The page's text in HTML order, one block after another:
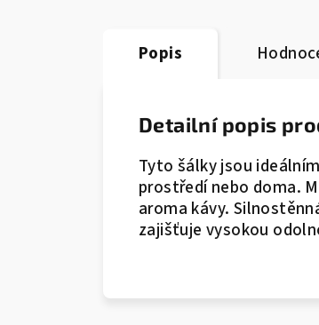
Popis
Detailní popis
Tyto šálky jsou
prostředí nebo doma.
aroma kávy.
zajišťuje vysokou